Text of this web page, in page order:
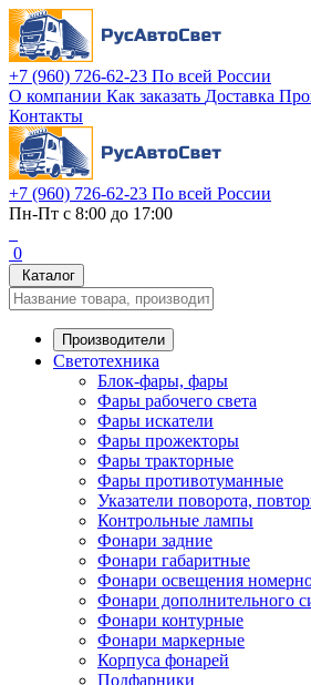
+7 (960) 726-62-23 По всей России
О компании Как заказать Доставка
Контакты
+7 (960) 726-62-23 По всей России
Пн-Пт с 8:00 до 17:00
0
Каталог
Производители
Светотехника
Блок-фары, фары
Фары рабочего света
Фары искатели
Фары прожекторы
Фары тракторные
Фары противотуманные
Указатели поворота,
Контрольные лампы
Фонари задние
Фонари габаритные
Фонари освещения
Фонари дополнительного
Фонари контурные
Фонари маркерные
Корпуса фонарей
Подфарники